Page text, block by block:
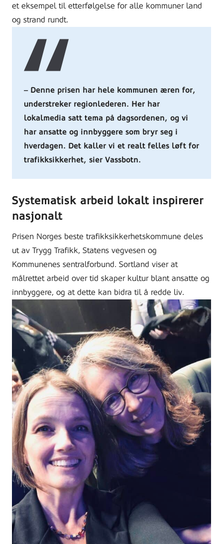
et eksempel til etterfølgelse for alle kommuner land
og strand rundt.
Denne prisen har hele kommunen æren for,
understreker regionlederen. Her har
lokalmedia satt tema på dagsordenen, og vi
har ansatte og innbyggere som bryr seg i
hverdagen. Det kaller vi et realt felles løft for
trafikksikkerhet, sier Vassbotn.
Systematisk arbeid lokalt inspirerer
nasjonalt
Prisen Norges beste trafikksikkerhetskommune deles
ut av Trygg Trafikk, Statens vegvesen og
Kommunenes sentralforbund. Sortland viser at
målrettet arbeid over tid skaper kultur blant ansatte og
innbyggere, og at dette kan bidra til å redde liv.